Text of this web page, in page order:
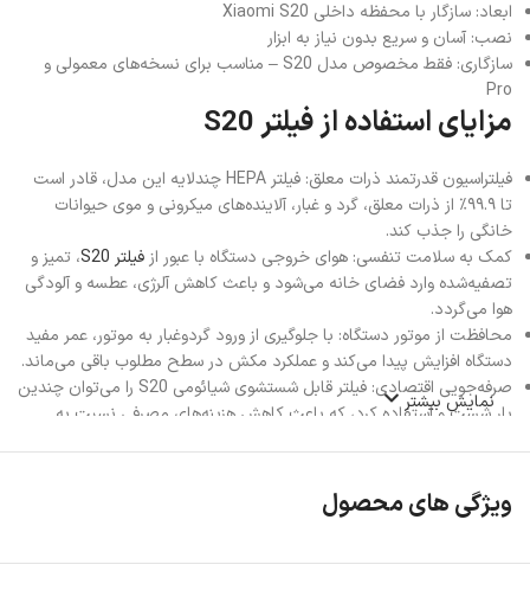
ابعاد: سازگار با محفظه داخلی Xiaomi S20
نصب: آسان و سریع بدون نیاز به ابزار
سازگاری: فقط مخصوص مدل S20 – مناسب برای نسخه‌های معمولی و
Pro
مزایای استفاده از فیلتر S20
فیلتراسیون قدرتمند ذرات معلق: فیلتر HEPA چندلایه این مدل، قادر است
تا ۹۹.۹٪ از ذرات معلق، گرد و غبار، آلاینده‌های میکرونی و موی حیوانات
خانگی را جذب کند.
کمک به سلامت تنفسی: هوای خروجی دستگاه با عبور ازفیلتر S20
، تمیز و
تصفیه‌شده وارد فضای خانه می‌شود و باعث کاهش آلرژی، عطسه و آلودگی
هوا می‌گردد.
محافظت از موتور دستگاه: با جلوگیری از ورود گردوغبار به موتور، عمر مفید
دستگاه افزایش پیدا می‌کند و عملکرد مکش در سطح مطلوب باقی می‌ماند.
صرفه‌جویی اقتصادی: فیلتر قابل شستشوی شیائومی S20 را می‌توان چندین
بار شست و استفاده کرد، که باعث کاهش هزینه‌های مصرفی نسبت به
خاص و تنها در چند ثانیه تعویض یا نصب شود.
نمایش بیشتر
ویژگی های محصول